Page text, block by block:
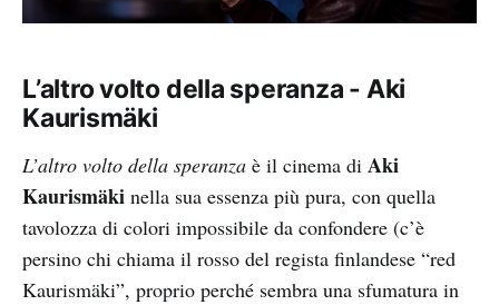
L’altro volto della speranza - Aki
Kaurismäki
L’altro volto della speranza è il cinema di Aki
Kaurismäki nella sua essenza più pura, con quella
tavolozza di colori impossibile da confondere (c’è
persino chi chiama il rosso del regista finlandese “red
Kaurismäki”, proprio perché sembra una sfumatura in